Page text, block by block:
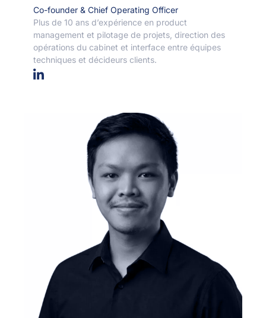
Co-founder & Chief Operating Officer
Plus de 10 ans d’expérience en product
management et pilotage de projets, direction des
opérations du cabinet et interface entre équipes
techniques et décideurs clients.